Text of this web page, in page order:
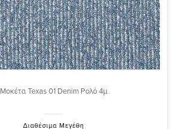
Μοκέτα Texas 01 Denim Ρολό 4μ
Διαθέσιμα Μεγέθη